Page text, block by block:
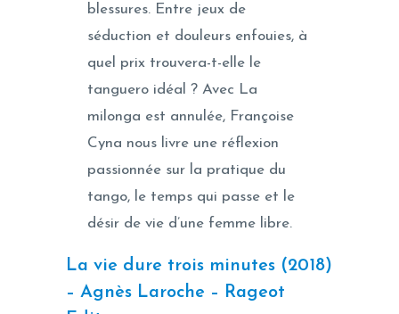
blessures. Entre jeux de
séduction et douleurs enfouies, à
quel prix trouvera-t-elle le
tanguero idéal ? Avec La
milonga est annulée, Françoise
Cyna nous livre une réflexion
passionnée sur la pratique du
tango, le temps qui passe et le
désir de vie d’une femme libre.
La vie dure trois minutes (2018)
– Agnès Laroche – Rageot